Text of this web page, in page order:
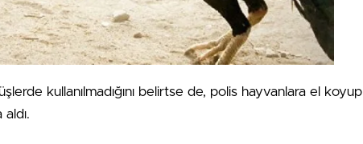
kullanılmadığını belirtse de, polis hayvanlara el koyup